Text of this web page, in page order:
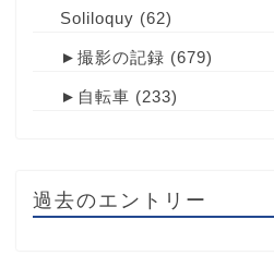
Soliloquy (62)
► 撮影の記録 (679)
► 自転車 (233)
過去のエントリー